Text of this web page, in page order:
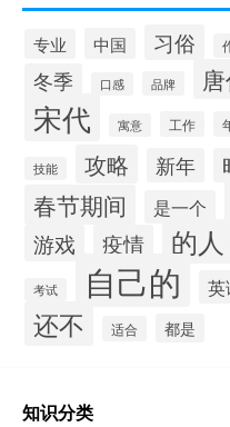
专业 中国 习俗
冬季 口感 品牌
宋代 寓意 工作
技能 攻略 新年
春节期间 是一个
游戏 疫情 的人
考试 自己的
还不 适合 都是
知识分类